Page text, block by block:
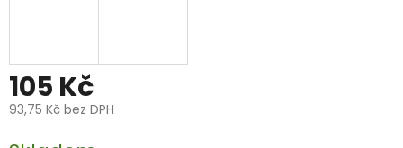
105 Kč
93,75 Kč bez DPH